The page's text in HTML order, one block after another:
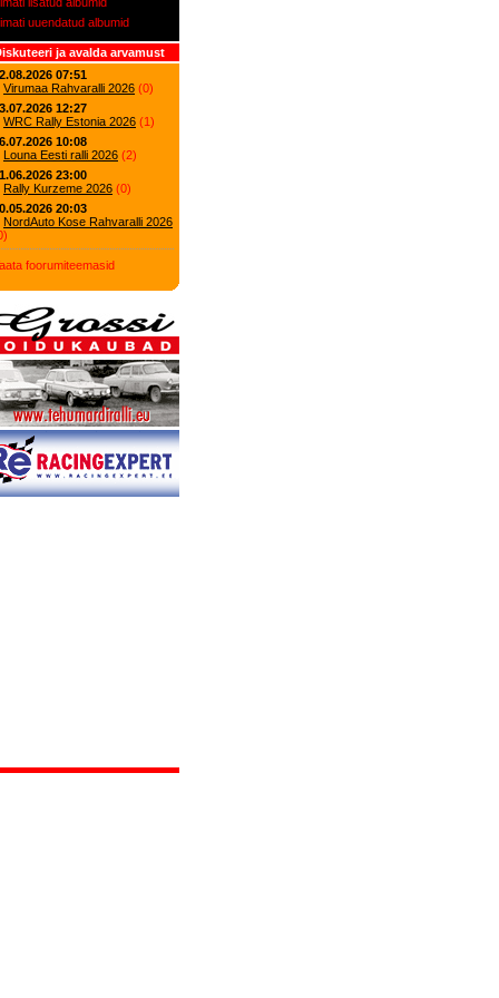
uuendatud albumid
ja avalda arvamust
07:51
Virumaa Rahvaralli 2026 (0)
12:27
WRC Rally Estonia 2026 (1)
10:08
Louna Eesti ralli 2026 (2)
23:00
Rally Kurzeme 2026 (0)
20:03
NordAuto Kose Rahvaralli 2026
)
foorumiteemasid